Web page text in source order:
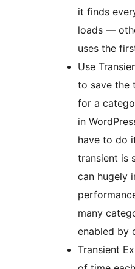
it finds
loads —
uses the
Use
to save the
for a
in
have to do
transient is
can hugely
many
enabled by
Transient